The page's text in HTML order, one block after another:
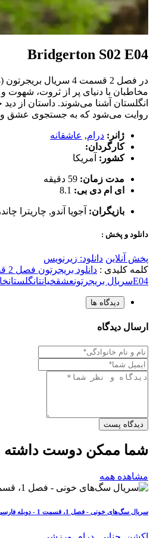
Bridgerton S02 E04
مخاطبان با دنیای پر از ثروت،
انگلستان آشنا می‌شوند. داستان از دید
روایت می‌شود که به جستجوی عشق و
ژانر: درام, عاشقانه
کارگردان:
کشور: آمریکا
مدت زمان: 59 دقیقه
ای ام دی بی: 8.1
بازیگران: آجویا آندو, چاریترا
دانلود و پخش :
پخش آنلاین دانلود: زیرنویس
کلمه کلیدی : دانلود بریجرتون فصل 2 قسمت 4
E04سریال بریجرتونعشقخیانتانگلستان
دیدگاه ها
ارسال دیدگاه
دیدگاه پست
شما ممکن دوست داشته
مشاهده همه
سریال سگ‌های خونی - فصل 1، قسمت 1 - دوبله فارسی